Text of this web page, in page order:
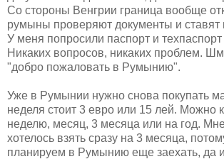
Со стороны Венгрии граница вообще
румыны проверяют документы и ставят
У меня попросили паспорт и
Никаких вопросов, никаких проблем.
"добро пожаловать в Румынию".
Уже в Румынии нужно снова покупать
неделя стоит 3 евро или 15 лей. Можно
неделю, месяц, 3 месяца или на год.
хотелось взять сразу на 3 месяца,
планируем в Румынию еще заехать, да